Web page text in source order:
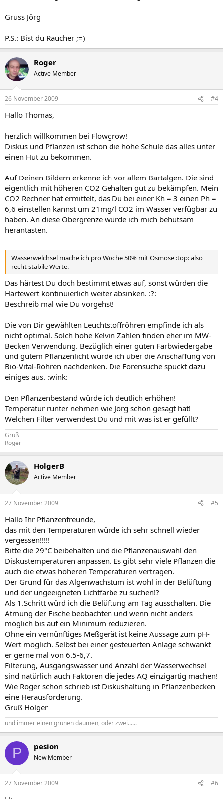
Gruss Jörg
P.S.: Bist du Raucher ;=)
Roger
Active Member
26 November 2009 #4
Hallo Thomas,
herzlich willkommen bei Flowgrow!
Diskus und Pflanzen ist schon die hohe Schule das alles unter
einen Hut zu bekommen.
Auf Deinen Bildern erkenne ich vor allem Bartalgen. Die sind
eigentlich mit höheren CO2 Gehalten gut zu bekämpfen. Mein
CO2 Rechner hat ermittelt, das Du bei einer Kh = 3 einen Ph =
6,6 einstellen kannst um 21mg/l CO2 im Wasser verfügbar zu
haben. An diese Obergrenze würde ich mich behutsam
herantasten.
Wasserwelchsel mache ich pro Woche 50% mit Osmose :top: also
recht stabile Werte.
Das härtest Du doch bestimmt etwas auf, sonst würden die
Härtewert kontinuierlich weiter absinken. :?:
Beschreib mal wie Du vorgehst!
Die von Dir gewählten Leuchtstoffröhren empfinde ich als
nicht optimal. Solch hohe Kelvin Zahlen finden eher im MW-
Becken Verwendung. Bezüglich einer guten Farbwiedergabe
und gutem Pflanzenlicht würde ich über die Anschaffung von
Bio-Vital-Röhren nachdenken. Die Forensuche spuckt dazu
einiges aus. :wink:
Den Pflanzenbestand würde ich deutlich erhöhen!
Temperatur runter nehmen wie Jörg schon gesagt hat!
Welchen Filter verwendest Du und mit was ist er gefüllt?
Gruß
Roger
HolgerB
Active Member
27 November 2009 #5
Hallo Ihr Pflanzenfreunde,
das mit den Temperaturen würde ich sehr schnell wieder
vergessen!!!!!
Bitte die 29°C beibehalten und die Pflanzenauswahl den
Diskustemperaturen anpassen. Es gibt sehr viele Pflanzen die
auch die etwas höheren Temperaturen vertragen.
Der Grund für das Algenwachstum ist wohl in der Belüftung
und der ungeeigneten Lichtfarbe zu suchen!?
Als 1.Schritt würd ich die Belüftung am Tag ausschalten. Die
Atmung der Fische beobachten und wenn nicht anders
möglich bis auf ein Minimum reduzieren.
Ohne ein vernünftiges Meßgerät ist keine Aussage zum pH-
Wert möglich. Selbst bei einer gesteuerten Anlage schwankt
er gerne mal von 6.5-6,7.
Filterung, Ausgangswasser und Anzahl der Wasserwechsel
sind natürlich auch Faktoren die jedes AQ einzigartig machen!
Wie Roger schon schrieb ist Diskushaltung in Pflanzenbecken
eine Herausforderung.
Gruß Holger
und immer einen grünen daumen, oder zwei......
P pesion
New Member
27 November 2009 #6